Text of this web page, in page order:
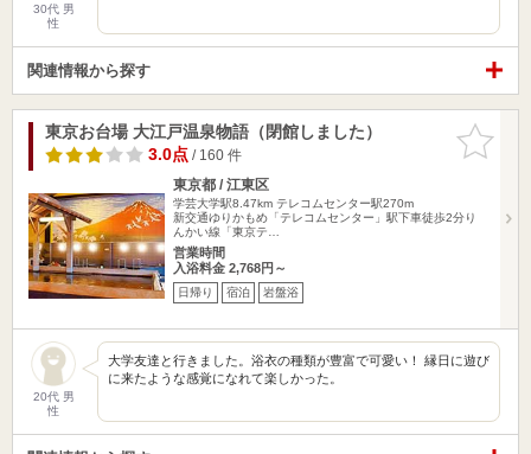
30代 男
性
関連情報から探す
お気に入
りに追加
東京お台場 大江戸温泉物語（閉館しました）
3.0点/ 160 件
東京都 / 江東区
学芸大学駅8.47km テレコムセンター駅270m
新交通ゆりかもめ「テレコムセンター」駅下車徒歩2分り
んかい線「東京テ…
営業時間
入浴料金 2,768円～
日帰り 宿泊 岩盤浴
20代 男
性
大学友達と行きました。浴衣の種類が豊富で可愛い！ 縁日に遊び
に来たような感覚になれて楽しかった。